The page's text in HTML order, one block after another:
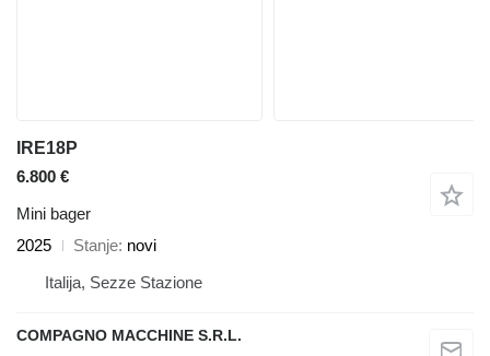
IRE18P
6.800 €
Mini bager
2025
Stanje novi
Italija, Sezze Stazione
COMPAGNO MACCHINE S.R.L.